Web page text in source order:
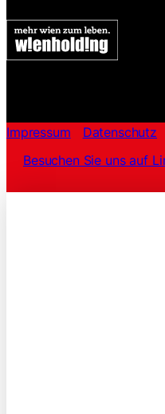
Impressum Datenschutz
Besuchen Sie uns auf